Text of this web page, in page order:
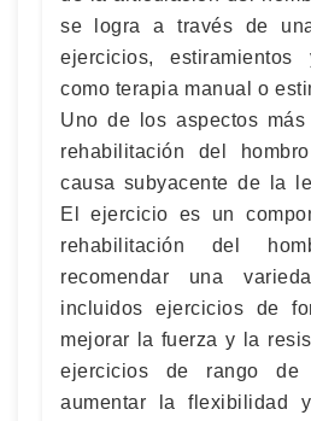
se logra a través de
ejercicios,
como terapia manual o
Uno de los aspectos
rehabilitación del
causa subyacente de la
El ejercicio es un
rehabilitación del
recomendar una
incluidos ejercicios de
mejorar la fuerza y ​​la
ejercicios de rango de
aumentar la flexibilidad